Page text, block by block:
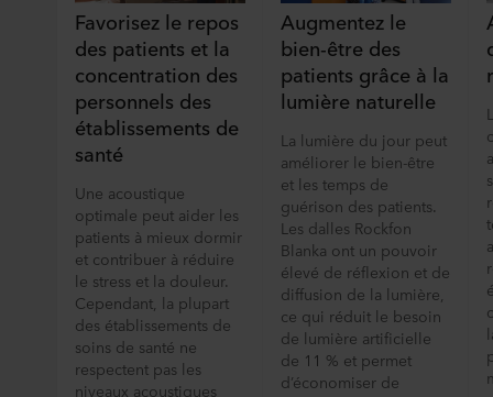
Favorisez le repos
des patients et la
concentration des
personnels des
établissements de
santé
Une acoustique
optimale peut aider les
patients à mieux dormir
et contribuer à réduire
le stress et la douleur.
Cependant, la plupart
des établissements de
soins de santé ne
respectent pas les
niveaux acoustiques
Augmentez le
bien-être des
patients grâce à la
lumière naturelle
La lumière du jour peut
améliorer le bien-être
et les temps de
guérison des patients.
Les dalles Rockfon
Blanka ont un pouvoir
élevé de réflexion et de
diffusion de la lumière,
ce qui réduit le besoin
de lumière artificielle
de 11 % et permet
d’économiser de